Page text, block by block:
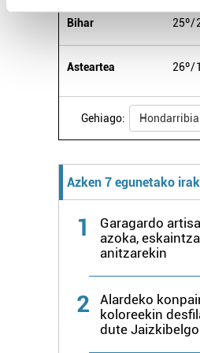
Find out more about how your
Guk eta gure bazkideek zure
prozesatzen ditugu, zure IP
teknologia erabiliz, cookieak
pertsonalizatuak eskaintzeko,
erabiltzen dituen hauta
Bazkide batzuek ez dizute
interes komertzial legitimoetan
dezakezun ikusteko.
Bihar 25º
Asteartea 26º
Gehiago: Hondarribia
Azken 7 egunetako
1
Garagardo
azoka, eskaintza
anitzarekin
2
Alardeko
koloreekin
dute